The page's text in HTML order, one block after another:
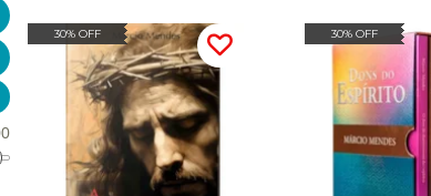
30% OFF 30% OFF